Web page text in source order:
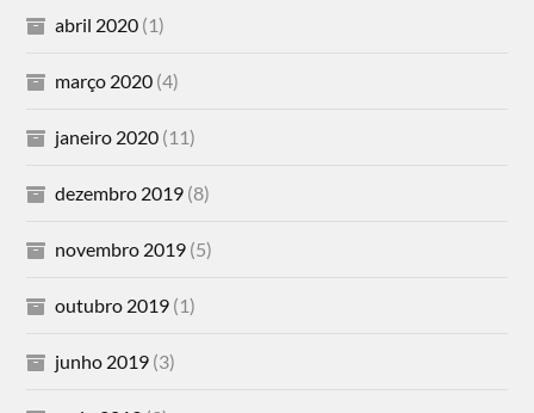
abril 2020 (1)
março 2020 (4)
janeiro 2020 (11)
dezembro 2019 (8)
novembro 2019 (5)
outubro 2019 (1)
junho 2019 (3)